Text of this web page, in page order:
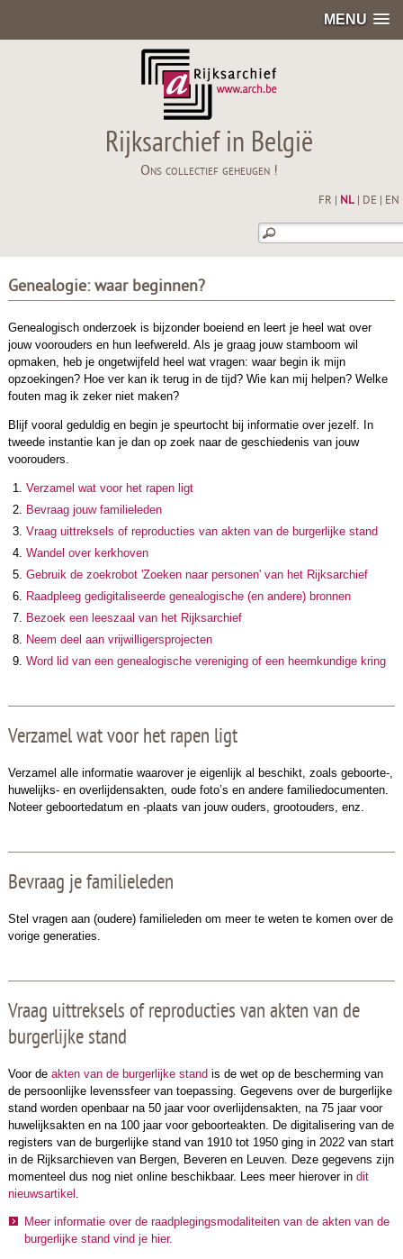
MENU
Rijksarchief in België
Ons collectief geheugen !
FR NL| DE EN
Genealogie: waar beginnen?
Genealogisch onderzoek is bijzonder boeiend en leert je heel wat over
jouw voorouders en hun leefwereld. Als je graag jouw stamboom wil
opmaken, heb je ongetwijfeld heel wat vragen: waar begin ik mijn
opzoekingen? Hoe ver kan ik terug in de tijd? Wie kan mij helpen? Welke
fouten mag ik zeker niet maken?
Blijf vooral geduldig en begin je speurtocht bij informatie over jezelf. In
tweede instantie kan je dan op zoek naar de geschiedenis van jouw
voorouders.
Verzamel wat voor het rapen ligt
Bevraag jouw familieleden
Vraag uittreksels of reproducties van akten van de burgerlijke stand
Wandel over kerkhoven
Gebruik de zoekrobot 'Zoeken naar personen' van het Rijksarchief
Raadpleeg gedigitaliseerde genealogische (en andere) bronnen
Bezoek een leeszaal van het Rijksarchief
Neem deel aan vrijwilligersprojecten
Word lid van een genealogische vereniging of een heemkundige kring
Verzamel wat voor het rapen ligt
Verzamel alle informatie waarover je eigenlijk al beschikt, zoals geboorte-,
huwelijks- en overlijdensakten, oude foto’s en andere familiedocumenten.
Noteer geboortedatum en -plaats van jouw ouders, grootouders, enz.
Bevraag je familieleden
Stel vragen aan (oudere) familieleden om meer te weten te komen over de
vorige generaties.
Vraag uittreksels of reproducties van akten van de
burgerlijke stand
Voor de akten van de burgerlijke standis de wet op de bescherming van
de persoonlijke levenssfeer van toepassing. Gegevens over de burgerlijke
stand worden openbaar na 50 jaar voor overlijdensakten, na 75 jaar voor
huwelijksakten en na 100 jaar voor geboorteakten. De digitalisering van de
registers van de burgerlijke stand van 1910 tot 1950 ging in 2022 van start
in de Rijksarchieven van Bergen, Beveren en Leuven. Deze gegevens zijn
momenteel dus nog niet online beschikbaar. Lees meer hierover in dit
nieuwsartikel
Meer informatie over de raadplegingsmodaliteiten van de akten van de
burgerlijke stand vind je hier.